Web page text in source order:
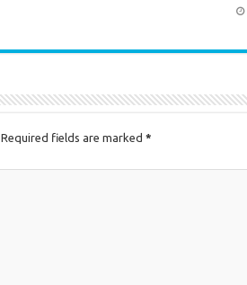
Required fields are marked *